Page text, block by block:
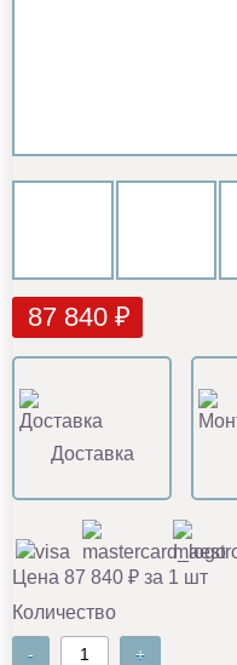
87 840 ₽
Доставка
Цена 87 840 ₽ за 1 шт
Количество
- +